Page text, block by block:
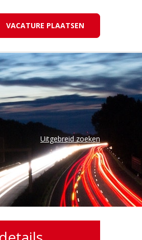
VACATURE PLAATSEN
Uitgebreid zoeken